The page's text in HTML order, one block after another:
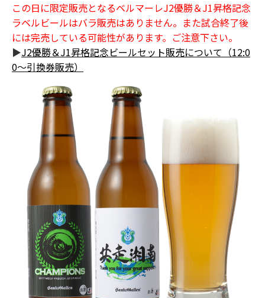
この日に限定販売となるベルマーレJ2優勝＆J1昇格記念
ラベルビールはバラ販売はありません。また試合終了後
には完売している可能性があります。ご注意下さい。
▶J2優勝＆J1昇格記念ビールセット販売について（12:0
0～引換券販売）